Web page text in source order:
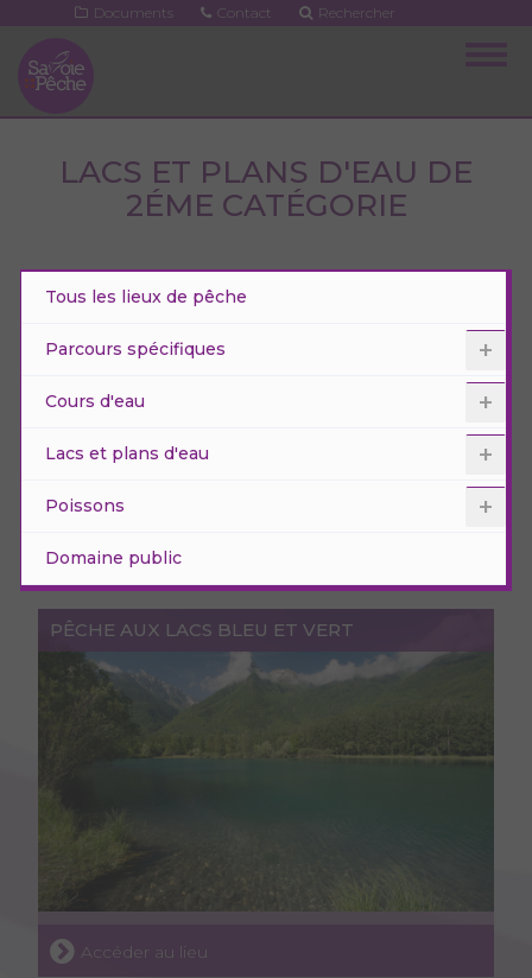
contenu
principal
Documents Contact Rechercher
LACS ET PLANS D'EAU DE
2ÉME CATÉGORIE
Tous les lieux de pêche
Parcours spécifiques
Cours d'eau
Lacs et plans d'eau
Poissons
Domaine public
PÊCHE AUX LACS BLEU ET VERT
Accéder au lieu